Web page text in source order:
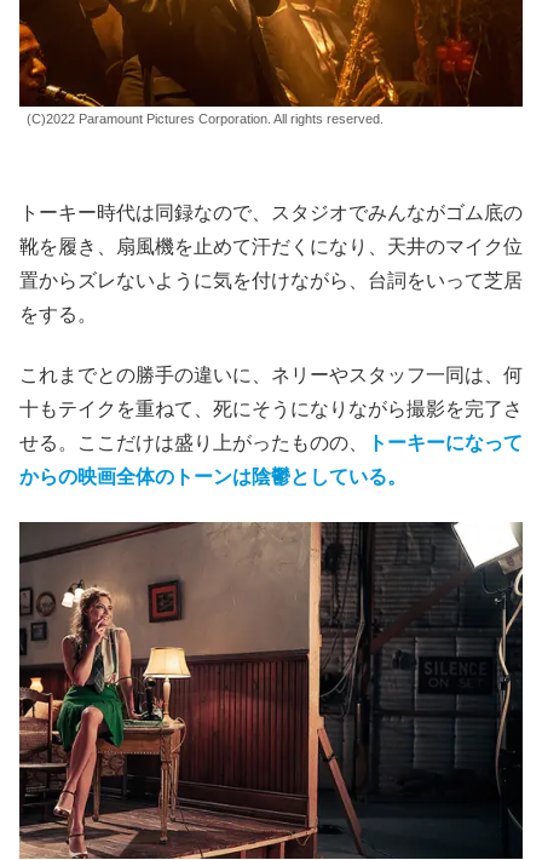
(C)2022 Paramount Pictures Corporation. All rights reserved.
トーキー時代は同録なので、スタジオでみんながゴム底の
靴を履き、扇風機を止めて汗だくになり、天井のマイク位
置からズレないように気を付けながら、台詞をいって芝居
をする。
これまでとの勝手の違いに、ネリーやスタッフ一同は、何
十もテイクを重ねて、死にそうになりながら撮影を完了さ
せる。ここだけは盛り上がったものの、
トーキーになって
からの映画全体のトーンは陰鬱としている。